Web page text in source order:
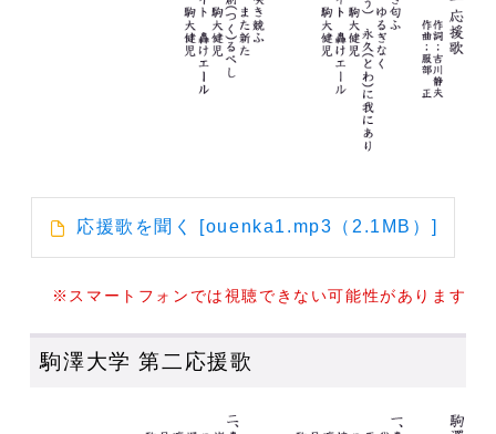
応援歌を聞く [ouenka1.mp3（2.1MB）]
※スマートフォンでは視聴できない可能性があります
駒澤大学 第二応援歌